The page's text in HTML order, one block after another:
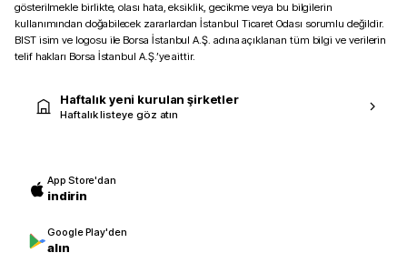
gösterilmekle birlikte, olası hata, eksiklik, gecikme veya bu bilgilerin
kullanımından doğabilecek zararlardan İstanbul Ticaret Odası sorumlu değildir.
BIST isim ve logosu ile Borsa İstanbul A.Ş. adına açıklanan tüm bilgi ve verilerin
telif hakları Borsa İstanbul A.Ş.’ye aittir.
Haftalık yeni kurulan şirketler
Haftalık listeye göz atın
App Store'dan
indirin
Google Play'den
alın